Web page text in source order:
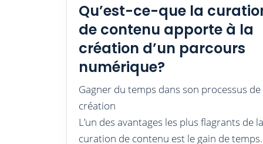
Qu’est-ce-que la
de contenu apporte à la
création d’un parcours
numérique?
Gagner du temps dans son processus de
création
L’un des avantages les plus flagrants de la
curation de contenu est le gain de temps.